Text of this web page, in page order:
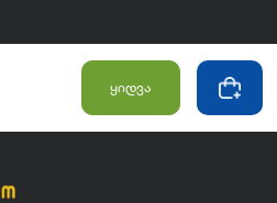
ყიდვა